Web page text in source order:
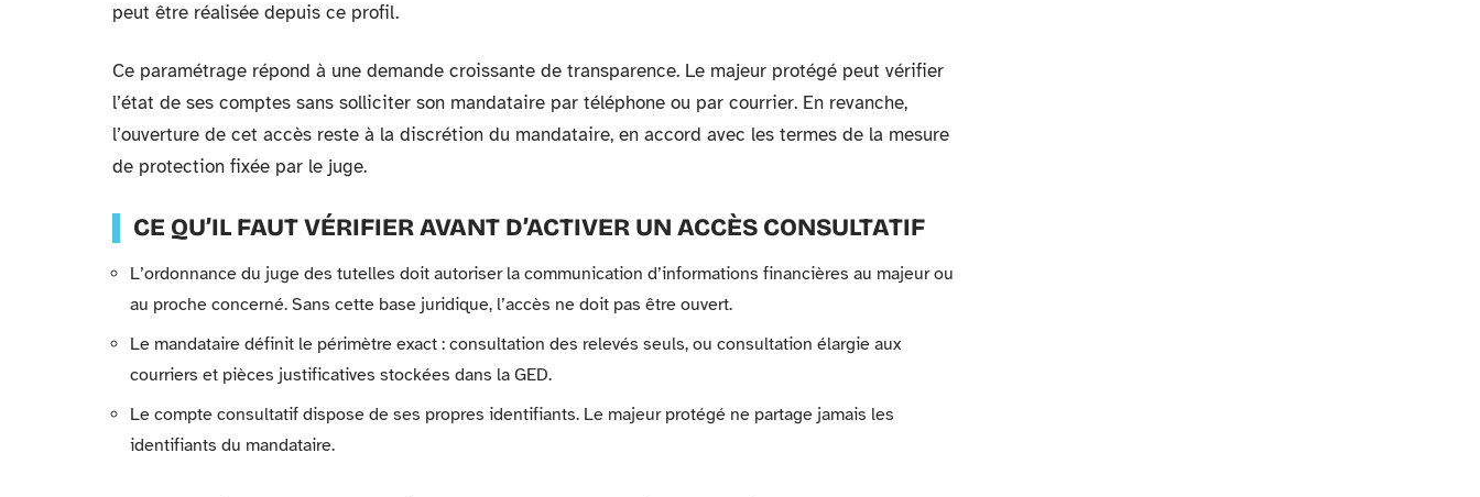
peut être réalisée depuis ce profil.
Ce paramétrage répond à une demande croissante de transparence. Le majeur protégé peut vérifier
l’état de ses comptes sans solliciter son mandataire par téléphone ou par courrier. En revanche,
l’ouverture de cet accès reste à la discrétion du mandataire, en accord avec les termes de la mesure
de protection fixée par le juge.
CE QU’IL FAUT VÉRIFIER AVANT D’ACTIVER UN ACCÈS CONSULTATIF
L’ordonnance du juge des tutelles doit autoriser la communication d’informations financières au majeur ou
au proche concerné. Sans cette base juridique, l’accès ne doit pas être ouvert.
Le mandataire définit le périmètre exact : consultation des relevés seuls, ou consultation élargie aux
courriers et pièces justificatives stockées dans la GED.
Le compte consultatif dispose de ses propres identifiants. Le majeur protégé ne partage jamais les
identifiants du mandataire.